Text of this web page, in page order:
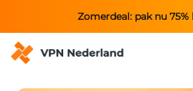
Zomerdeal: pak nu